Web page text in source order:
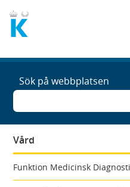
Sök på webbplatsen
Vård
Funktion Medicinsk